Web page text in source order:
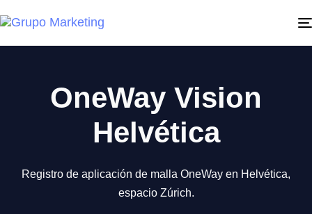
OneWay Vision
Helvética
Registro de aplicación de malla OneWay en Helvética,
espacio Zúrich.